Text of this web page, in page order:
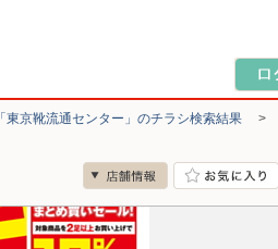
「東京靴流通センター」のチラシ検索結果 >